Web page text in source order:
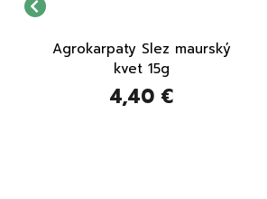
Agrokarpaty Slez maurský
kvet 15g
4,40 €